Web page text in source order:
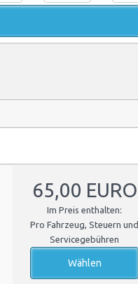
65,00 EURO
Im Preis enthalten:
Pro Fahrzeug, Steuern und
Servicegebühren